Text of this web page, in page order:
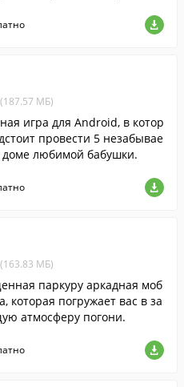
МБ)
игра для Android, в котор
провести 5 незабывае
любимой бабушки.
МБ)
паркуру аркадная моб
которая погружает вас в за
атмосферу погони.